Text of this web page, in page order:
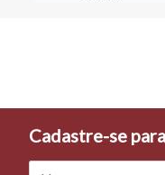
Cadastre-se